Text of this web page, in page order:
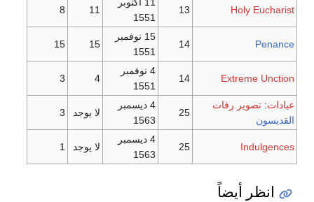
Holy Eucharist
13
1551
11
8
Penance
14
15 نوفمبر
1551
15
15
Extreme Unction
14
4 نوفمبر
1551
4
3
عبادات: تصوير رفات
القديسون
25
4 ديسمبر
1563
لا يوجد 3
Indulgences
25
4 ديسمبر
1563
لا يوجد 1
انظر أيضاً